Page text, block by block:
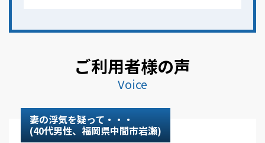
ご利用者様の声
Voice
妻の浮気を疑って・・・
(40代男性、福岡県中間市岩瀬)